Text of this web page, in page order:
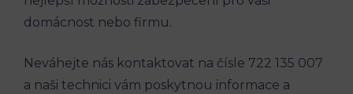
domácnost nebo firmu.
Neváhejte nás kontaktovat na čísle 722 135 007
a naši technici vám poskytnou informace a